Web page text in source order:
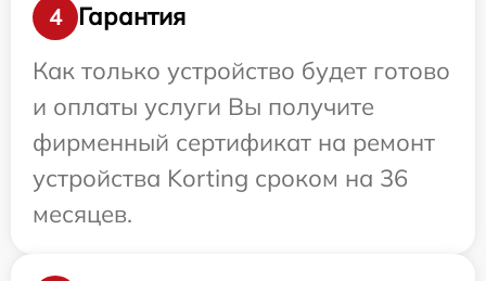
4
Гарантия
Как только устройство будет готово
и оплаты услуги Вы получите
фирменный сертификат на ремонт
устройства Korting сроком на 36
месяцев.